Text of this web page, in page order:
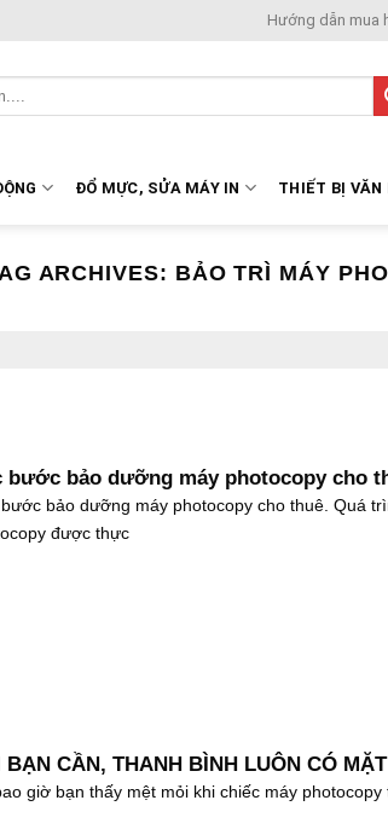
Hướng dẫn mua
ĐỔ MỰC, SỬA MÁY IN THIẾT BỊ VĂN
ARCHIVES: BẢO TRÌ MÁY
bước bảo dưỡng máy photocopy cho
bảo dưỡng máy photocopy cho thuê. Quá
được thực
BẠN CẦN, THANH BÌNH LUÔN CÓ MẶT
giờ bạn thấy mệt mỏi khi chiếc máy photocopy